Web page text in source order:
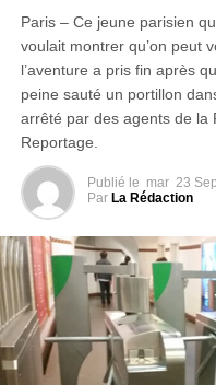
Paris – Ce jeune parisien
voulait montrer qu’on peut
l’aventure a pris fin après
peine sauté un portillon
arrêté par des agents de la
Reportage.
Publié le mar 23
Par La Rédaction